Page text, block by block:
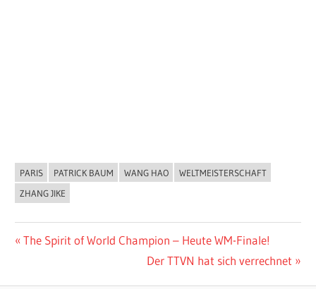
ALLGEMEIN
PARIS PATRICK BAUM WANG HAO
WELTMEISTERSCHAFT
ZHANG JIKE
Beitragsnavigation
Vorheriger
The Spirit of World Champion – Heute WM-Finale!
Nächster
Der TTVN hat sich verrechnet